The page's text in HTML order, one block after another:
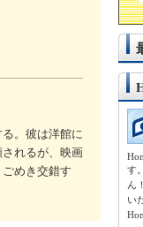
。彼は洋館に
れるが、映画
めき交錯す
す
ん
い